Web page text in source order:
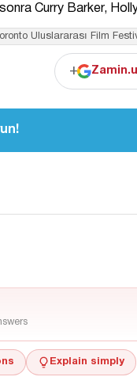
Curry Barker,
Uluslararası Film
+
Explain simply